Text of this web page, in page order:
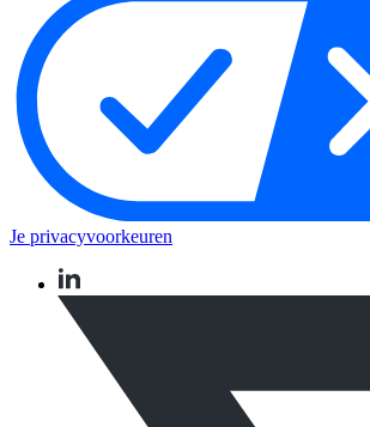
Je privacyvoorkeuren